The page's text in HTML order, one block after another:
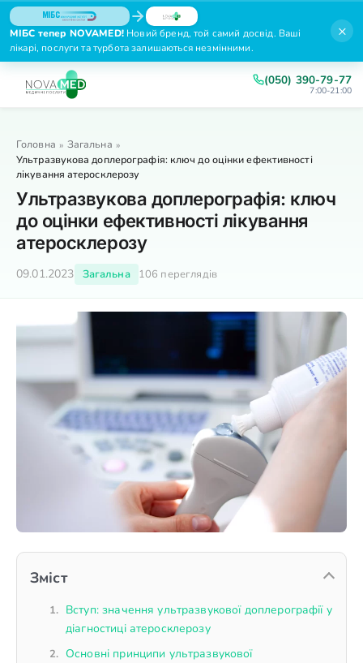
МІБС тепер NOVAMED!Новий бренд, той самий досвід. Ваші
лікарі, послуги та турбота залишаються незмінними.
×
(050) 390-79-77
7:00-21:00
Головна » Загальна »
Ультразвукова доплерографія: ключ до оцінки ефективності
лікування атеросклерозу
Ультразвукова доплерографія: ключ
до оцінки ефективності лікування
атеросклерозу
09.01.2023 Загальна 106 переглядів
Зміст
Вступ: значення ультразвукової доплерографії у
діагностиці атеросклерозу
Основні принципи ультразвукової